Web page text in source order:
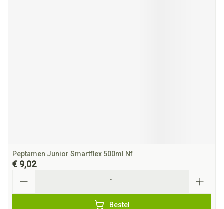
Peptamen Junior Smartflex 500ml Nf
€ 9,02
Bestel